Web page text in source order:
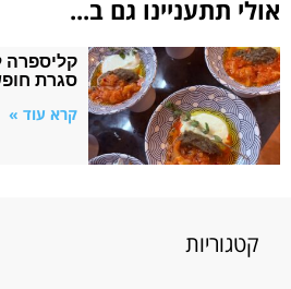
אולי תתעניינו גם ב...
קליספרה
סגרת
קרא עוד »
קטגוריות